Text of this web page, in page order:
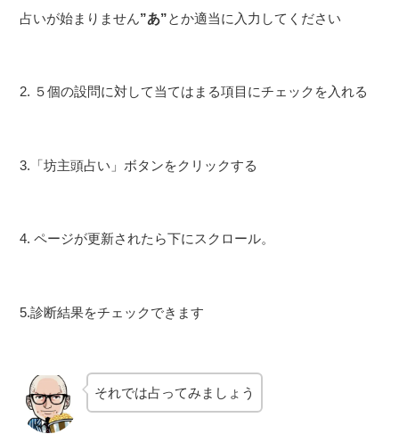
占いが始まりません”あ”とか適当に入力してください
2. ５個の設問に対して当てはまる項目にチェックを入れる
3.「坊主頭占い」ボタンをクリックする
4. ページが更新されたら下にスクロール。
5.診断結果をチェックできます
それでは占ってみましょう